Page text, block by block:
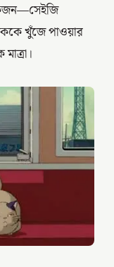
খুঁজে পাওয়ার